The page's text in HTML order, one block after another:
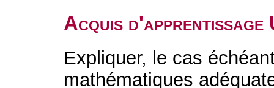
Acquis d'apprentissage
Expliquer, le cas
mathématiques